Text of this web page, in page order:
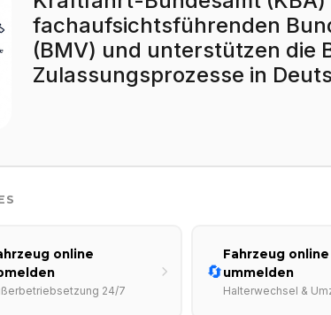
fachaufsichtsführenden
(BMV) und unterstützen die
Zulassungsprozesse in
online
24/7
🔄
Fahrzeug online
ummelden
Halterwechsel &